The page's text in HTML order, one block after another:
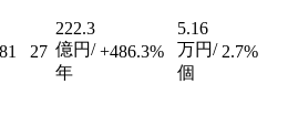
81 27
222.3
億円/
年
+486.3%
5.16
万円/
個
2.7%